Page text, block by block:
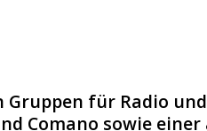
für Radio
Comano sowie